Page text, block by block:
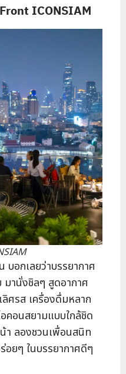
ICONSIAM
อกเลยว่าบรรยากาศ
านั่งชิลๆ สูดอากาศ
ลิศรส เครื่องดื่มหลาก
คอนสยามแบบใกล้ชิด
า ลองชวนเพื่อนสนิท
อยๆ ในบรรยากาศดีๆ